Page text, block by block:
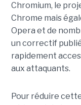
Chromium, le
Chrome mais
Opera et de
un correctif
rapidement
aux attaquants.
Pour réduire